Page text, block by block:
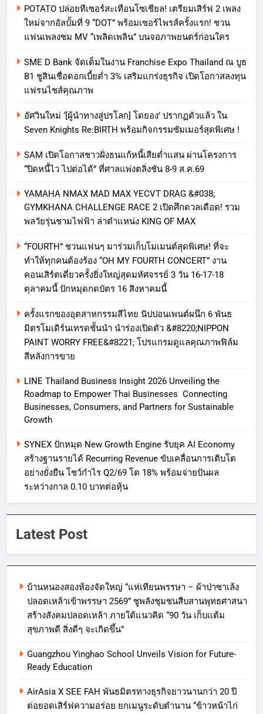
POTATO ปล่อยทีเซอร์สะเทือนโซเชียล! เตรียมเสิร์ฟ 2 เพลง
ใหม่จากอัลบั้มที่ 9 “DOT” พร้อมเซอร์ไพรส์ครั้งแรก! ชวน
แฟนเพลงชม MV “เพลิดเพลิน” บนจอภาพยนตร์ก่อนใคร
SME D Bank จัดเต็มในงาน Franchise Expo Thailand ณ บูธ
B1 ชูสินเชื่อดอกเบี้ยต่ำ 3% เสริมแกร่งธุรกิจ เปิดโอกาสลงทุน
แฟรนไชส์คุณภาพ
อัศวินใหม่ ‘[ผู้นำทางสู่ปรโลก] โดยอง’ ปรากฏตัวแล้ว ใน
Seven Knights Re:BIRTH พร้อมกิจกรรมซัมเมอร์สุดพิเศษ !
SAM เปิดโอกาสชาวฝั่งธนแก้หนี้เสียต่ำแสน ผ่านโครงการ
“ปิดหนี้ไว ไปต่อได้” ที่ศาลแพ่งตลิ่งชัน 8-9 ส.ค.69
YAMAHA NMAX MAD MAX YECVT DRAG &#038;
GYMKHANA CHALLENGE RACE 2 เปิดศึกดวลเดือด! รวม
พลวัยรุ่นชามไฟฟ้า ล่าตำแหน่ง KING OF MAX
“FOURTH” ชวนแฟนๆ มาร่วมเก็บโมเมนต์สุดพิเศษ! ที่จะ
ทำให้ทุกคนต้องร้อง “OH MY FOURTH CONCERT” งาน
คอนเสิร์ตเดี่ยวครั้งยิ่งใหญ่สุดมหัศจรรย์ 3 วัน 16-17-18
ตุลาคมนี้ ปักหมุดกดบัตร 16 สิงหาคมนี้
ครั้งแรกของอุตสาหกรรมสีไทย นิปปอนเพนต์ผนึก 6 พันธ
มิตรโมเดิร์นเทรดชั้นนำ นำร่องเปิดตัว &#8220;NIPPON
PAINT WORRY FREE&#8221; โปรแกรมดูแลคุณภาพฟิล์ม
สีหลังการขาย
LINE Thailand Business Insight 2026 Unveiling the
Roadmap to Empower Thai Businesses Connecting
Businesses, Consumers, and Partners for Sustainable
Growth
SYNEX ปักหมุด New Growth Engine รับยุค AI Economy
สร้างฐานรายได้ Recurring Revenue ขับเคลื่อนการเติบโต
อย่างยั่งยืน โชว์กำไร Q2/69 โต 18% พร้อมจ่ายปันผล
ระหว่างกาล 0.10 บาทต่อหุ้น
Latest Post
บ้านหนองสองห้องจัดใหญ่ “แห่เทียนพรรษา – ผ้าป่าซาเล้ง
ปลอดเหล้าเข้าพรรษา 2569” ชูพลังชุมชนสืบสานพุทธศาสนา
สร้างสังคมปลอดเหล้า ภายใต้แนวคิด “90 วัน เก็บแต้ม
สุขภาพดี สิ่งดีๆ จะเกิดขึ้น”
Guangzhou Yinghao School Unveils Vision for Future-
Ready Education
AirAsia X SEE FAH พันธมิตรทางธุรกิจยาวนานกว่า 20 ปี
ต่อยอดเสิร์ฟความอร่อย ยกเมนูระดับตำนาน “ข้าวหน้าไก่